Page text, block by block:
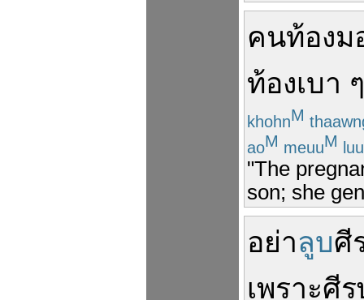
คนท้องม
ท้องเบา ๆ
khohnM
aoM meuuM
"The
son; she
อย่าลูบศี
เพราะศีร